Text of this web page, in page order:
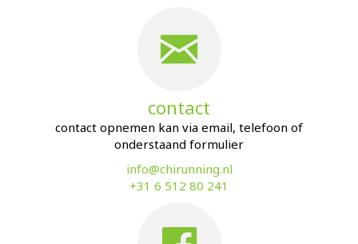
contact
contact opnemen kan via email, telefoon of
onderstaand formulier
info@chirunning.nl
+31 6 512 80 241